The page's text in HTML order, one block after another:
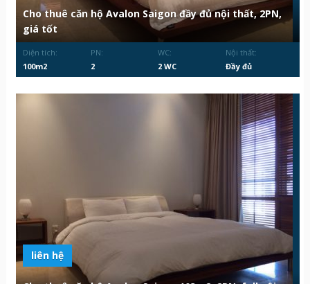
Cho thuê căn hộ Avalon Saigon đầy đủ nội thất, 2PN,
giá tốt
Diện tích:
100m2
PN:
2
WC:
2 WC
Nội thất:
Đầy đủ
liên hệ